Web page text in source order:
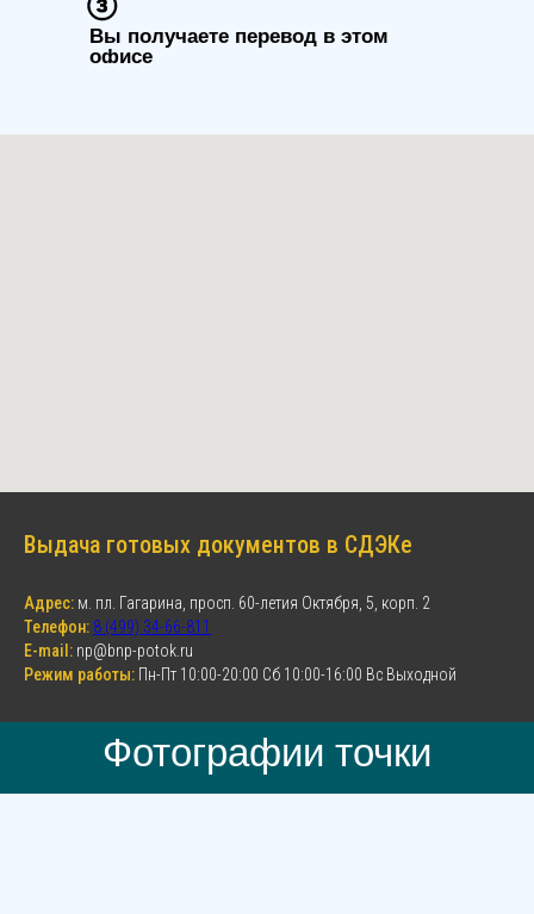
Вы получаете перевод в этом
офисе
Выдача готовых документов в СДЭКе
Адрес: м. пл. Гагарина, просп. 60-летия Октября, 5, корп. 2
Телефон: 8 (499) 34-66-811
E-mail: np@bnp-potok.ru
Режим работы: Пн-Пт 10:00-20:00 Сб 10:00-16:00 Вс Выходной
Фотографии точки